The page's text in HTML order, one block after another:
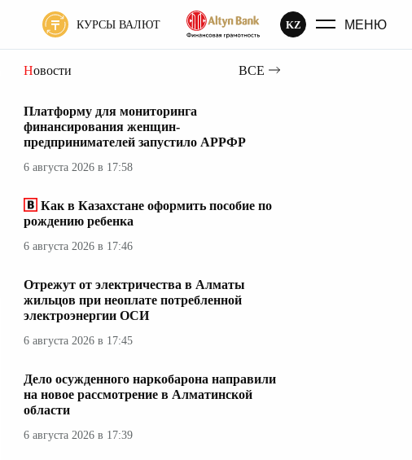
КУРСЫ ВАЛЮТ KZ МЕНЮ
Новости ВСЕ
Платформу для мониторинга
финансирования женщин-
предпринимателей запустило АРРФР
6 августа 2026 в 17:58
Как в Казахстане оформить пособие по
рождению ребенка
6 августа 2026 в 17:46
Отрежут от электричества в Алматы
жильцов при неоплате потребленной
электроэнергии ОСИ
6 августа 2026 в 17:45
Дело осужденного наркобарона направили
на новое рассмотрение в Алматинской
области
6 августа 2026 в 17:39